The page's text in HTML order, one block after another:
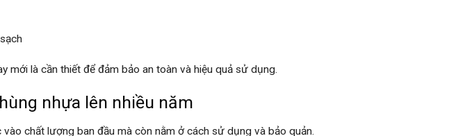
mới là cần thiết để đảm bảo an toàn và hiệu quả sử dụng.
nhựa lên nhiều năm
chất lượng ban đầu mà còn nằm ở cách sử dụng và bảo quản.